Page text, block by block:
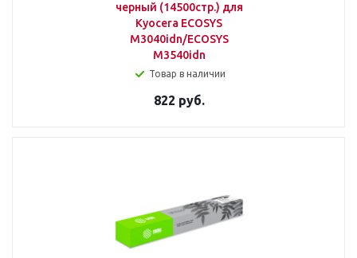
черный (14500стр.) для
Kyocera ECOSYS
M3040idn/ECOSYS
M3540idn
Товар в наличии
822 руб.